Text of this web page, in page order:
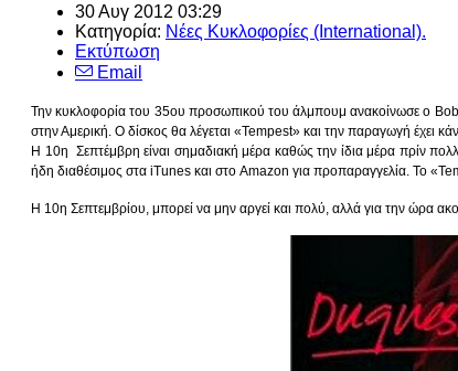
30 Αυγ 2012 03:29
Κατηγορία: Νέες Κυκλοφορίες (International).
Εκτύπωση
Email
Την κυκλοφορία του 35ου προσωπικού του άλμπουμ ανακοίνωσε ο Bob
στην Αμερική. Ο δίσκος θα λέγεται «Tempest» και την παραγωγή έχει
Η 10η Σεπτέμβρη είναι σημαδιακή μέρα καθώς την ίδια μέρα πρίν
ήδη διαθέσιμος στα iTunes και στο Amazon για προπαραγγελία. Το
Η 10η Σεπτεμβρίου, μπορεί να μην αργεί και πολύ, αλλά για την ώρα